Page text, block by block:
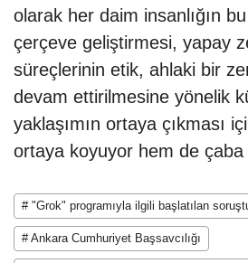
olarak her daim insanlığın
çerçeve geliştirmesi, yapay
süreçlerinin etik, ahlaki bir
devam ettirilmesine yönelik
yaklaşımın ortaya çıkması
ortaya koyuyor hem de
# "Grok" programıyla ilgili başlatılan
# Ankara Cumhuriyet Başsavcılığı